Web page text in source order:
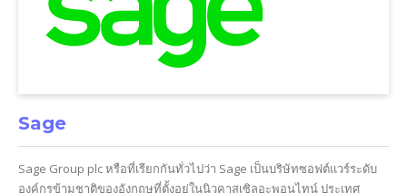
Sage
Sage Group plc หรือที่เรียกกันทั่วไปว่า Sage เป็นบริษัทซอฟต์แวร์ระดับ
องค์กรข้ามชาติของอังกฤษที่ตั้งอยู่ในนิวคาสเซิลอะพอนไทน์ ประเทศ